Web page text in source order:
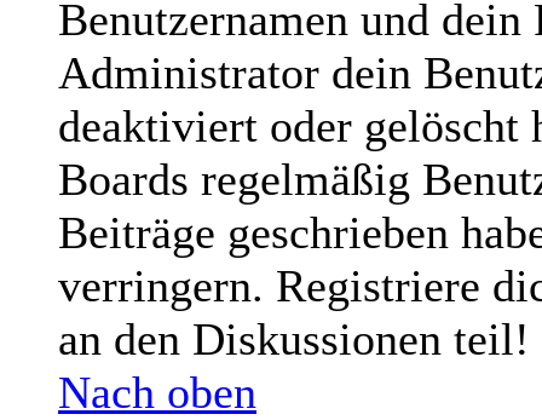
Benutzernamen und dein
Administrator dein
deaktiviert oder gelöscht
Boards regelmäßig
Beiträge geschrieben
verringern. Registriere
an den Diskussionen teil!
Nach oben